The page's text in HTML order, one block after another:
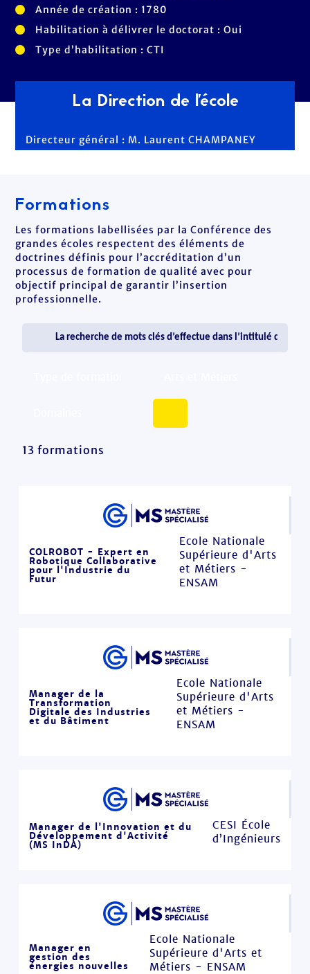
Année de création : 1780
Habilitation à délivrer le doctorat : Oui
Type d’habilitation : CTI
La Direction de l'école
Directeur général : M. Laurent CHAMPANEY
Formations
Les formations labellisées par la Conférence des
grandes écoles respectent des éléments de
doctrines définis pour l’accréditation d’un
processus de formation de qualité avec pour
objectif principal de garantir l’insertion
professionnelle.
13 formations
COLROBOT - Expert en
Robotique Collaborative
pour l'Industrie du
Futur
Ecole Nationale
Supérieure d'Arts
et Métiers -
ENSAM
Manager de la
Transformation
Digitale des Industries
et du Bâtiment
Ecole Nationale
Supérieure d'Arts
et Métiers -
ENSAM
Manager de l'Innovation et du
Développement d'Activité
(MS InDA)
CESI École
d’Ingénieurs
Manager en
gestion des
énergies nouvelles
Ecole Nationale
Supérieure d'Arts et
Métiers - ENSAM